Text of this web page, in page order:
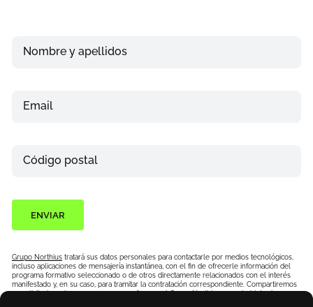
Nombre y apellidos
Email
Código postal
ENVIAR
Grupo Northiustratará sus datos personales para contactarle por medios tecnológicos,
incluso aplicaciones de mensajería instantánea, con el fin de ofrecerle información del
programa formativo seleccionado o de otros directamente relacionados con el interés
manifestado y, en su caso, para tramitar la contratación correspondiente. Compartiremos
su solicitud con las empresas que conforman elGrupo Northius, con el objeto de que